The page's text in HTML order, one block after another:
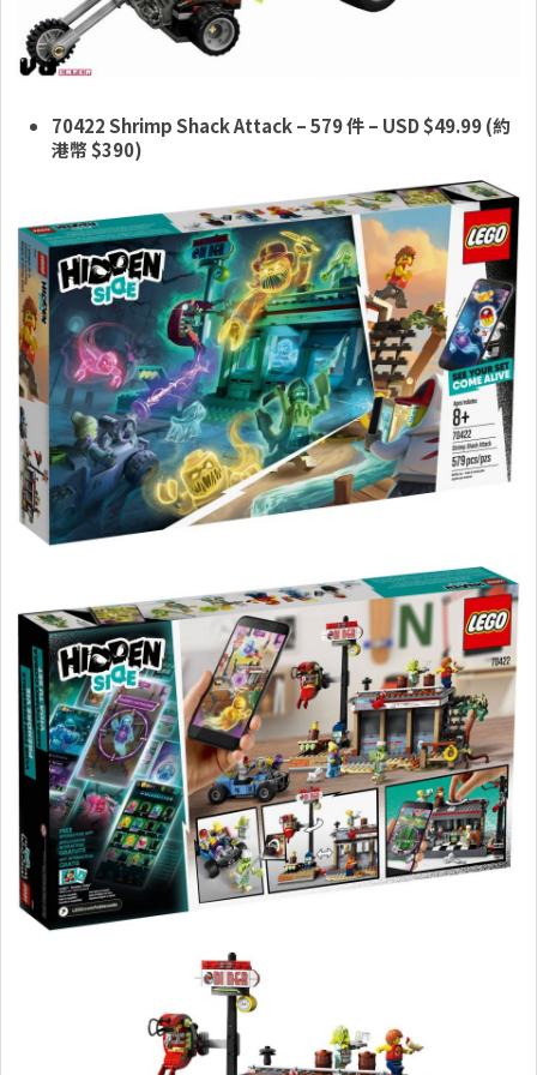
70422 Shrimp Shack Attack– 579 件– USD $49.99 (約
港幣 $390)